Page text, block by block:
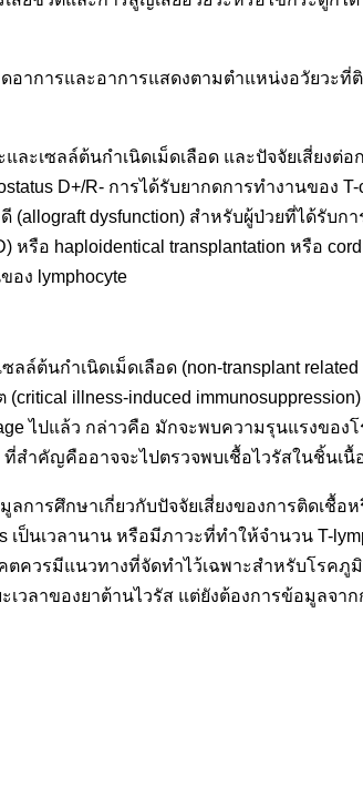
ดอาการและอาการแสดงตามตำแหน่งอวัยว
ะเซลล์ต้นกำเนิดเม็ดเลือด และปัจจัยเสี่ยงต่
D+/R- การได้รับยากดการทำงานของ
dysfunction) สำหรับผู้ป่วยที่ได้รับก
หรือ haploidentical transplantation หรือ
อง lymphocyte
นกำเนิดเม็ดเลือด (non-transplant related
illness-induced
ไปแล้ว กล่าวคือ มักจะพบความรุนแรงขอ
สำคัญคืออาจจะไปตรวจพบเชื้อไวรัสในชิ้นเนื้
ารศึกษาเกี่ยวกับปัจจัยเสี่ยงของการติดเชื้
ป็นเวลานาน หรือมีภาวะที่ทำให้จำนวน T-
ควรมีแนวทางที่จัดทำไว้เฉพาะสำหรับโรค
ลาของยาต้านไวรัส แต่ยังต้องการข้อมูลจ